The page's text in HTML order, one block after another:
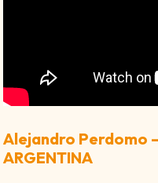
Alejandro Perdomo
ARGENTINA